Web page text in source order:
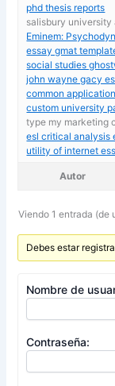
phd thesis reports
salisbury
Eminem:
essay gmat
social studies
john wayne gacy
common
custom university
type my marketing
esl critical analysis
utility of internet
Autor
Viendo 1 entrada (de
Debes estar
Nombre de
Contraseña: